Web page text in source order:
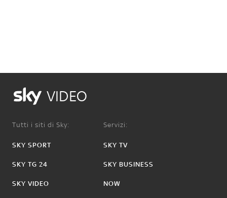
VIDEO
Tutti i siti di Sky:
SKY SPORT
SKY TG 24
SKY VIDEO
Servizi:
SKY TV
SKY BUSINESS
NOW